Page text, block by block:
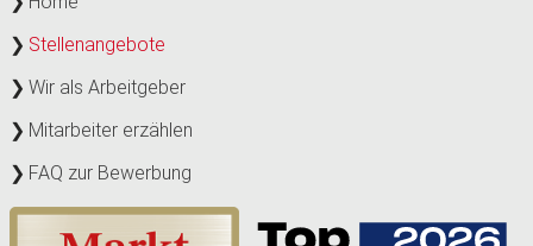
Stellenangebote
Wir als Arbeitgeber
Mitarbeiter erzählen
FAQ zur Bewerbung